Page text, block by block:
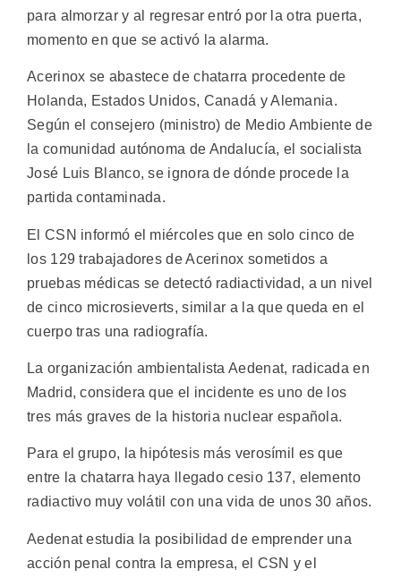
para almorzar y al regresar entró por la otra puerta,
momento en que se activó la alarma.
Acerinox se abastece de chatarra procedente de
Holanda, Estados Unidos, Canadá y Alemania.
Según el consejero (ministro) de Medio Ambiente de
la comunidad autónoma de Andalucía, el socialista
José Luis Blanco, se ignora de dónde procede la
partida contaminada.
El CSN informó el miércoles que en solo cinco de
los 129 trabajadores de Acerinox sometidos a
pruebas médicas se detectó radiactividad, a un nivel
de cinco microsieverts, similar a la que queda en el
cuerpo tras una radiografía.
La organización ambientalista Aedenat, radicada en
Madrid, considera que el incidente es uno de los
tres más graves de la historia nuclear española.
Para el grupo, la hipótesis más verosímil es que
entre la chatarra haya llegado cesio 137, elemento
radiactivo muy volátil con una vida de unos 30 años.
Aedenat estudia la posibilidad de emprender una
acción penal contra la empresa, el CSN y el